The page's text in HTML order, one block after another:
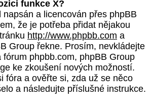
funkce X?
napsán a licencován přes phpBB
že je potřeba přidat nějakou
http://www.phpbb.com a
Group řekne. Prosím, nevkládejte
fórum phpbb.com, phpBB Group
ke zkoušení nových možností.
fóra a ověřte si, zda už se něco
a následujte příslušné instrukce.